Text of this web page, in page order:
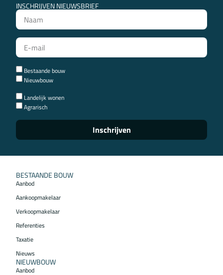
INSCHRIJVEN NIEUWSBRIEF
Bestaande bouw
Nieuwbouw
Landelijk wonen
Agrarisch
Inschrijven
BESTAANDE BOUW
Aanbod
Aankoopmakelaar
Verkoopmakelaar
Referenties
Taxatie
Nieuws
NIEUWBOUW
Aanbod